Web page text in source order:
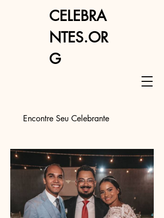
Encontre Seu Celebrante
CELEBRA
NTES.OR
G